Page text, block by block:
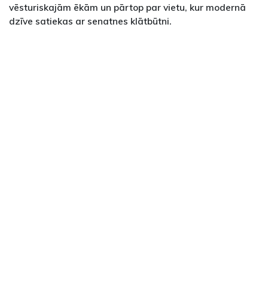
vēsturiskajām ēkām un pārtop par vietu, kur modernā
dzīve satiekas ar senatnes klātbūtni.